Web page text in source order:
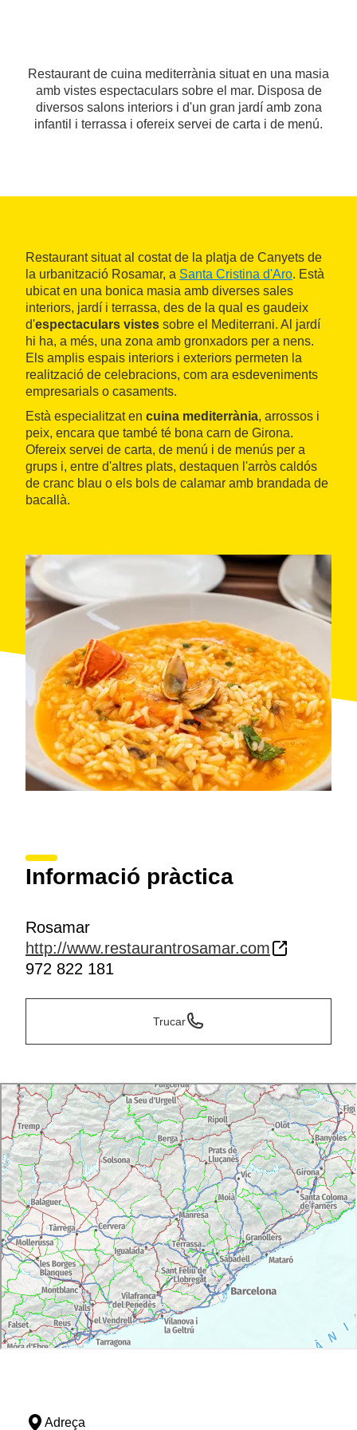
Restaurant de cuina mediterrània situat en una masia
amb vistes espectaculars sobre el mar. Disposa de
diversos salons interiors i d'un gran jardí amb zona
infantil i terrassa i ofereix servei de carta i de menú.
Restaurant situat al costat de la platja de Canyets de
la urbanització Rosamar, a Santa Cristina d'Aro. Està
ubicat en una bonica masia amb diverses sales
interiors, jardí i terrassa, des de la qual es gaudeix
d'espectaculars vistes sobre el Mediterrani. Al jardí
hi ha, a més, una zona amb gronxadors per a nens.
Els amplis espais interiors i exteriors permeten la
realització de celebracions, com ara esdeveniments
empresarials o casaments.
Està especialitzat en cuina mediterrània, arrossos i
peix, encara que també té bona carn de Girona.
Ofereix servei de carta, de menú i de menús per a
grups i, entre d'altres plats, destaquen l'arròs caldós
de cranc blau o els bols de calamar amb brandada de
bacallà.
Informació pràctica
Rosamar
http://www.restaurantrosamar.com
972 822 181
Trucar
Adreça